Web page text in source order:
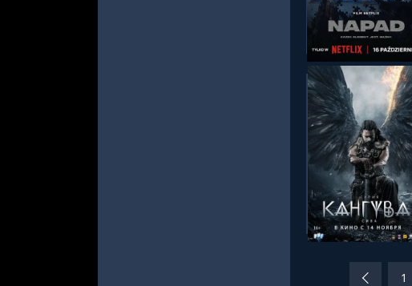
СМОТРЕТЬ ОНЛАЙН
1